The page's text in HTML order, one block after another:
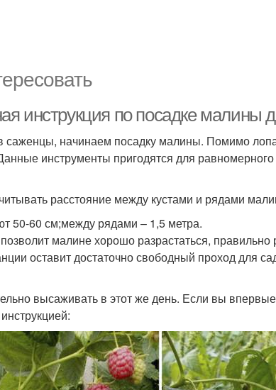
инструкция по посадке малины
саженцы, начинаем посадку малины. Помимо
инструменты пригодятся для
расстояние между кустами и рядами
50-60 см;между рядами – 1,5 метра.
малине хорошо разрастаться,
оставит достаточно свободный проход для
высаживать в этот же день. Если вы